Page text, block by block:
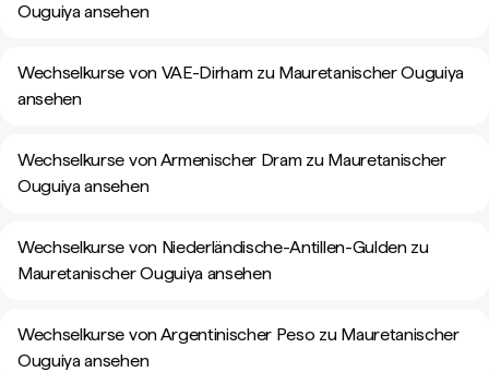
Ouguiya ansehen
Wechselkurse von VAE-Dirham zu Mauretanischer Ouguiya
ansehen
Wechselkurse von Armenischer Dram zu Mauretanischer
Ouguiya ansehen
Wechselkurse von Niederländische-Antillen-Gulden zu
Mauretanischer Ouguiya ansehen
Wechselkurse von Argentinischer Peso zu Mauretanischer
Ouguiya ansehen